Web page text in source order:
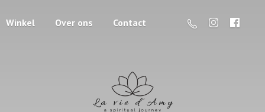
Winkel Over ons Contact